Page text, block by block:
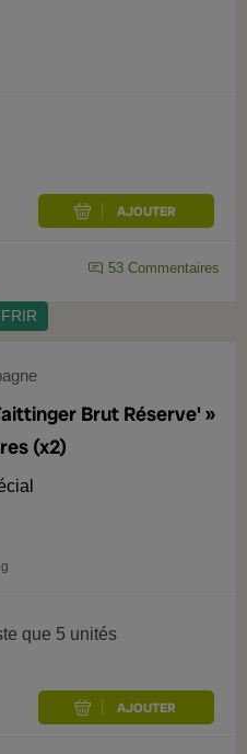
53 Commentaires
Brut Réserve' »
(x2)
que 5 unités